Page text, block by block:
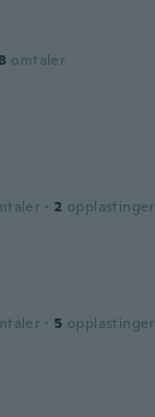
omtaler
· 2 opplastinger
· 5 opplastinger